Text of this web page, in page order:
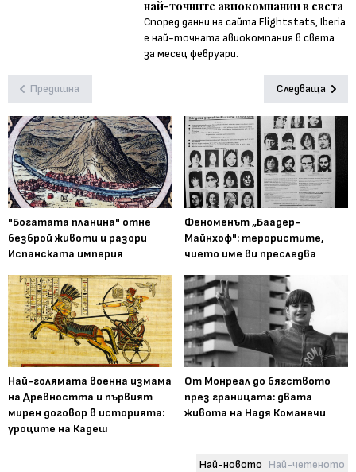
най-точните авиокомпании в света
Според данни на сайта Flightstats, Iberia
е най-точната авиокомпания в света
за месец февруари.
Предишна Следваща
"Богатата планина" отне
безброй животи и разори
Испанската империя
Феноменът „Баадер-
Майнхоф": терористите,
чието име ви преследва
Най-голямата военна измама
на Древността и първият
мирен договор в историята:
уроците на Кадеш
От Монреал до бягството
през границата: двата
живота на Надя Команечи
Най-новото Най-четеното